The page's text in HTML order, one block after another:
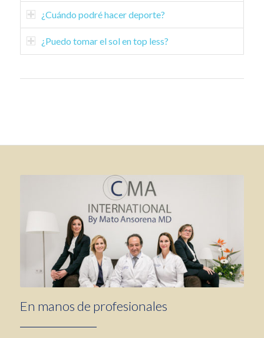
¿Cuándo podré hacer deporte?
¿Puedo tomar el sol en top less?
En manos de profesionales